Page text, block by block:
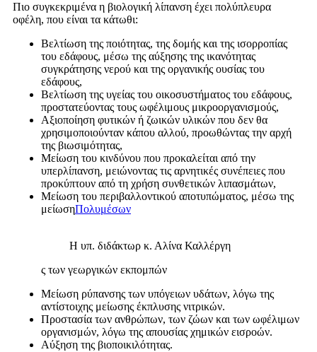
Πιο συγκεκριμένα η βιολογική λίπανση έχει πολύπλευρα
οφέλη, που είναι τα κάτωθι:
Βελτίωση της ποιότητας, της δομής και της ισορροπίας
του εδάφους, μέσω της αύξησης της ικανότητας
συγκράτησης νερού και της οργανικής ουσίας του
εδάφους,
Βελτίωση της υγείας του οικοσυστήματος του εδάφους,
προστατεύοντας τους ωφέλιμους μικροοργανισμούς,
Αξιοποίηση φυτικών ή ζωικών υλικών που δεν θα
χρησιμοποιούνταν κάπου αλλού, προωθώντας την αρχή
της βιωσιμότητας,
Μείωση του κινδύνου που προκαλείται από την
υπερλίπανση, μειώνοντας τις αρνητικές συνέπειες που
προκύπτουν από τη χρήση συνθετικών λιπασμάτων,
Μείωση του περιβαλλοντικού αποτυπώματος, μέσω της
μείωσηΠολυμέσων
Η υπ. διδάκτωρ κ. Αλίνα Καλλέργη
ς των γεωργικών εκπομπών
Μείωση ρύπανσης των υπόγειων υδάτων, λόγω της
αντίστοιχης μείωσης έκπλυσης νιτρικών.
Προστασία των ανθρώπων, των ζώων και των ωφέλιμων
οργανισμών, λόγω της απουσίας χημικών εισροών.
Αύξηση της βιοποικιλότητας.